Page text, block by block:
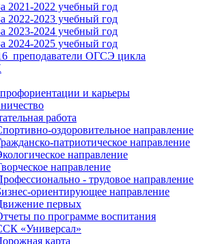
2021-2022 учебный год
2022-2023 учебный год
2023-2024 учебный год
2024-2025 учебный год
ОГСЭ цикла
и карьеры
работа
оздоровительное направление
патриотическое направление
направление
направление
- трудовое направление
ориентирующее направление
первых
по программе воспитания
«Универсал»
карта